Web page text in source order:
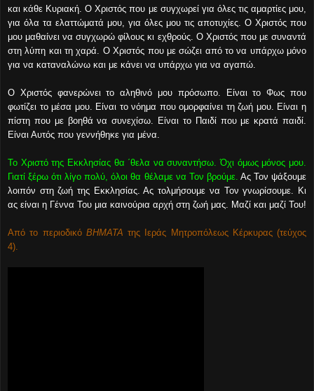
και κάθε Κυριακή. Ο Χριστός που με συγχωρεί για όλες τις αμαρτίες μου,
για όλα τα ελαττώματά μου, για όλες μου τις αποτυχίες. Ο Χριστός που
μου μαθαίνει να συγχωρώ φίλους κι εχθρούς. Ο Χριστός που με συναντά
στη λύπη και τη χαρά. Ο Χριστός που με σώζει από το να υπάρχω μόνο
για να καταναλώνω και με κάνει να υπάρχω για να αγαπώ.
Ο Χριστός φανερώνει το αληθινό μου πρόσωπο. Είναι το Φως που
φωτίζει το μέσα μου. Είναι το νόημα που ομορφαίνει τη ζωή μου. Είναι η
πίστη που με βοηθά να συνεχίσω. Είναι το Παιδί που με κρατά παιδί.
Είναι Αυτός που γεννήθηκε για μένα.
Το Χριστό της Εκκλησίας θα ΄θελα να συναντήσω. Όχι όμως μόνος μου.
Γιατί ξέρω ότι λίγο πολύ, όλοι θα θέλαμε να Τον βρούμε. Ας Τον ψάξουμε
λοιπόν στη ζωή της Εκκλησίας. Ας τολμήσουμε να Τον γνωρίσουμε. Κι
ας είναι η Γέννα Του μια καινούρια αρχή στη ζωή μας. Μαζί και μαζί Του!
Από το περιοδικό ΒΗΜΑΤΑ της Ιεράς Μητροπόλεως Κέρκυρας (τεύχος
4).